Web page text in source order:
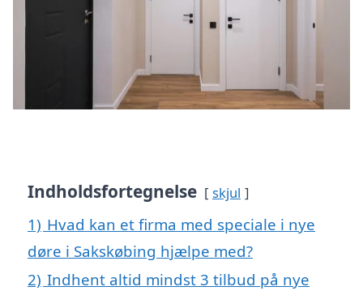
Indholdsfortegnelse skjul
1) Hvad kan et firma med speciale i nye
døre i Sakskøbing hjælpe med?
2) Indhent altid mindst 3 tilbud på nye